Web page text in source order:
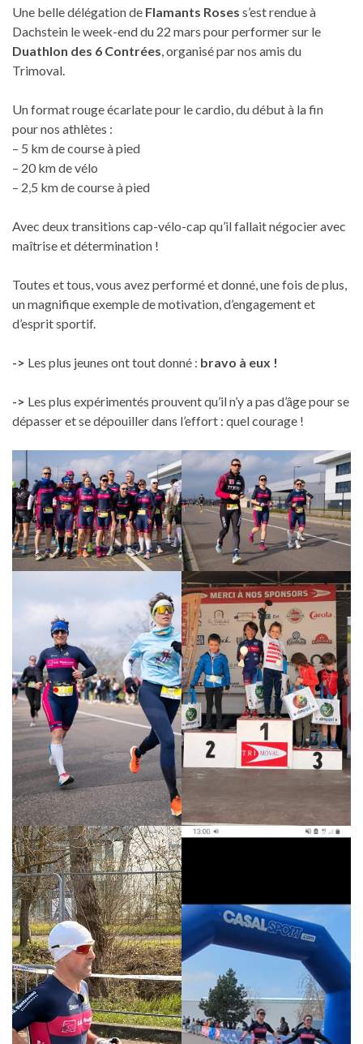
Une belle délégation de Flamants Roses s’est rendue à
Dachstein le week-end du 22 mars pour performer sur le
Duathlon des 6 Contrées, organisé par nos amis du
Trimoval.
Un format rouge écarlate pour le cardio, du début à la fin
pour nos athlètes :
– 5 km de course à pied
– 20 km de vélo
– 2,5 km de course à pied
Avec deux transitions cap-vélo-cap qu’il fallait négocier avec
maîtrise et détermination !
Toutes et tous, vous avez performé et donné, une fois de plus,
un magnifique exemple de motivation, d’engagement et
d’esprit sportif.
-> Les plus jeunes ont tout donné : bravo à eux !
-> Les plus expérimentés prouvent qu’il n’y a pas d’âge pour se
dépasser et se dépouiller dans l’effort : quel courage !